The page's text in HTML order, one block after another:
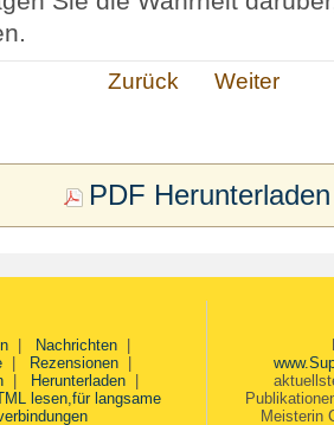
Zurück Weiter
PDF Herunterladen
| Nachrichten|
| Rezensionen|
| Herunterladen|
lesen,für langsame
Meisterin